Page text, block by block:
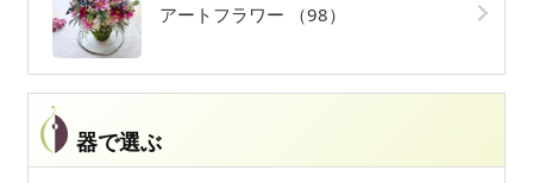
アートフラワー （98）
器で選ぶ